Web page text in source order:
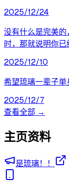
2025/12/24
没有什么是完美的
时，那就说明你
2025/12/10
希望琉璃一辈子单
2025/12/7
查看全部 →
主页资料
是琉璃！！